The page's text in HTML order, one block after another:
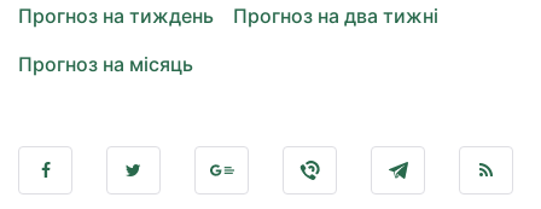
Прогноз на тиждень
Прогноз на два тижні
Прогноз на місяць